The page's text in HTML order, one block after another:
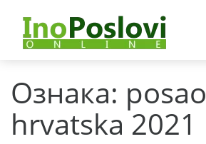
Ознака: posao
hrvatska 2021